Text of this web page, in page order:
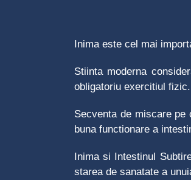
Inima este cel mai
Stiinta moderna
obligatoriu exercitiul fizic.
Secventa de miscare
buna functionare a
Inima si Intestinul
starea de sanatate a